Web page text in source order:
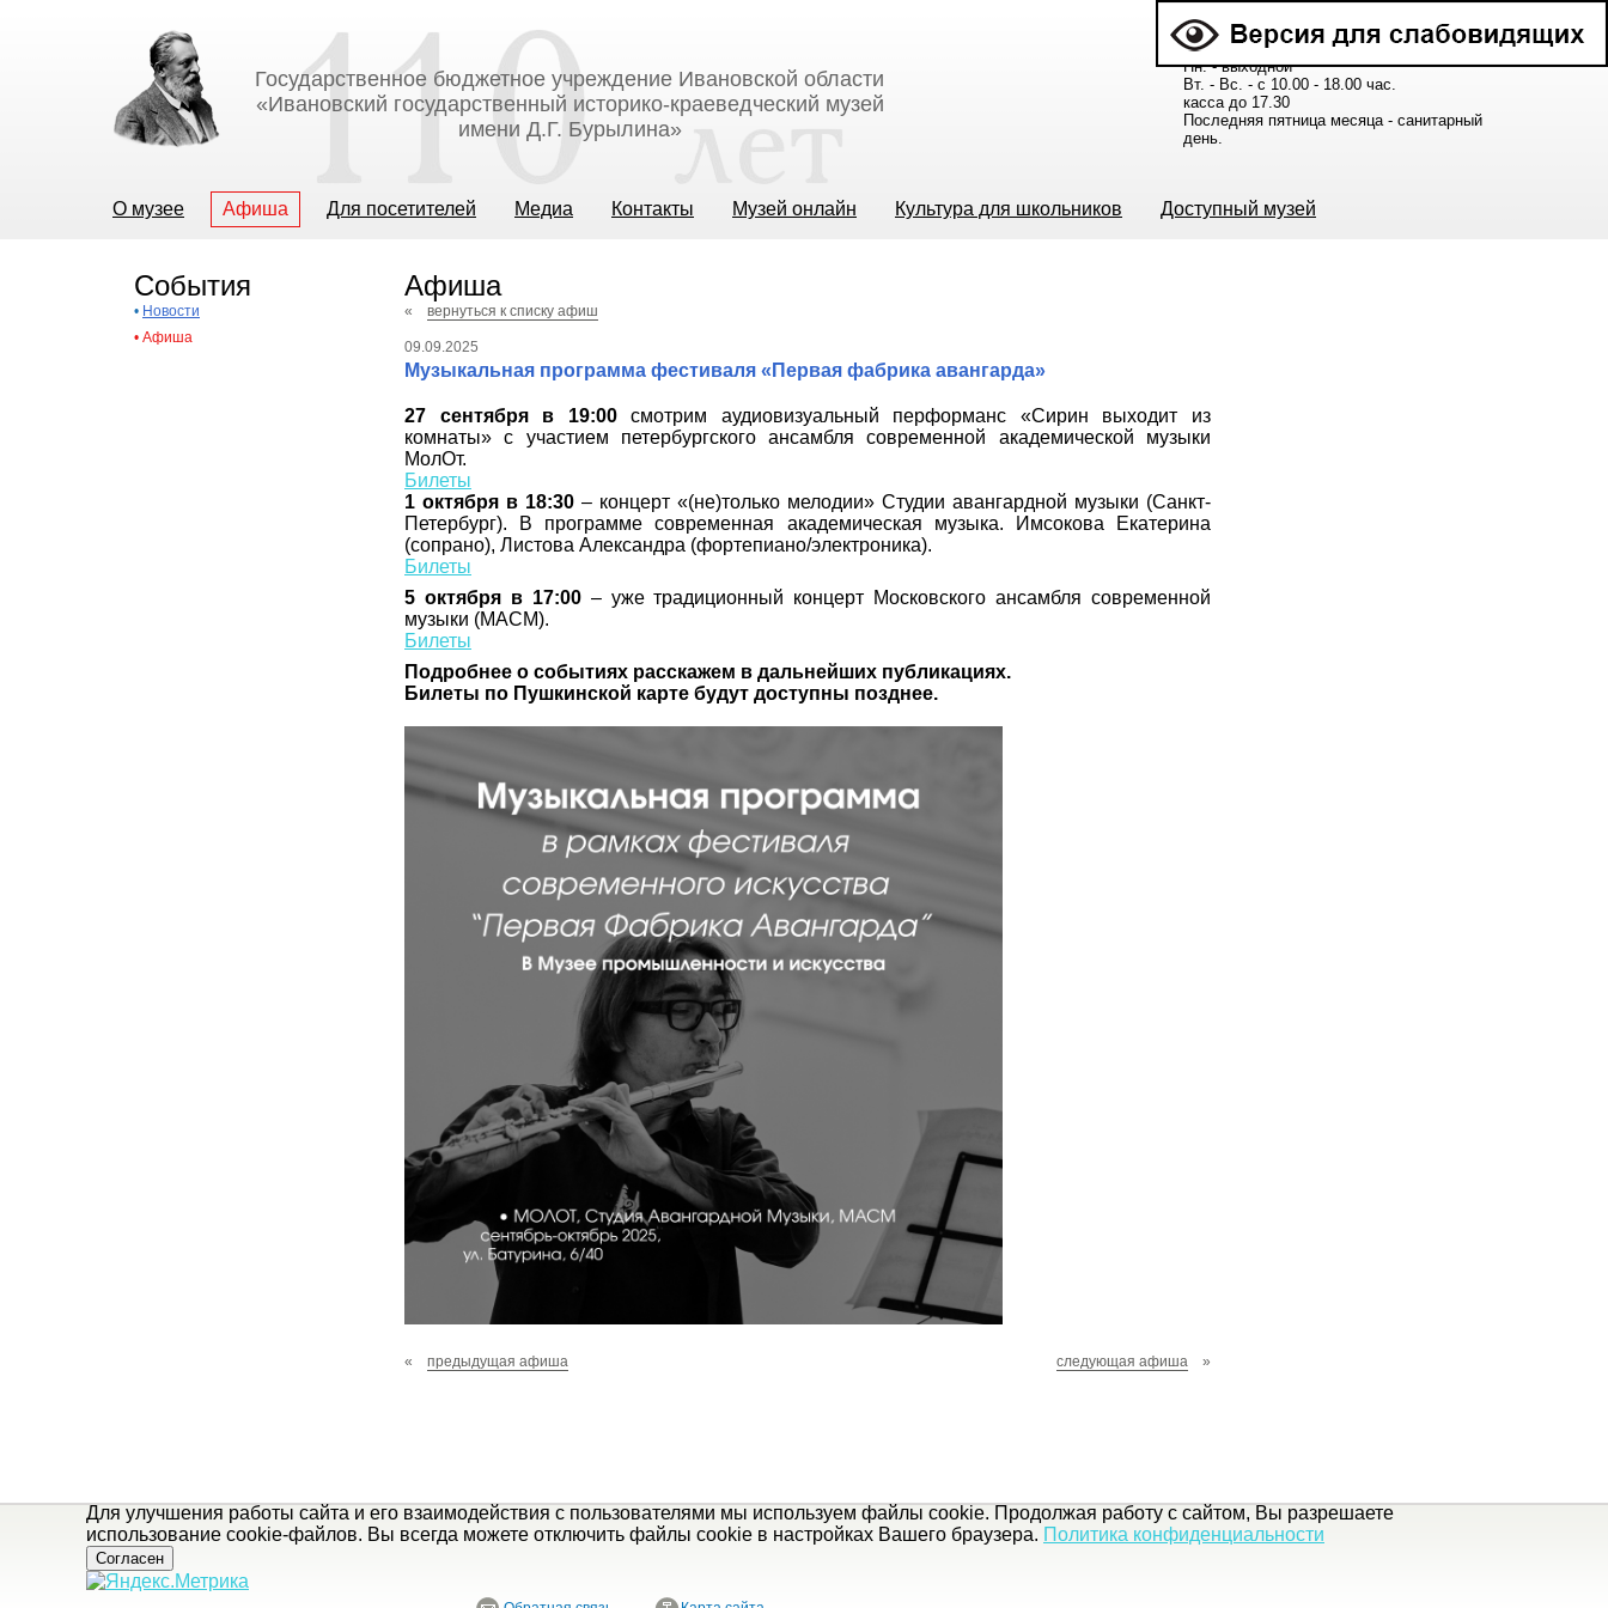
Государственное бюджетное учреждение Ивановской области
«Ивановский государственный историко-краеведческий музей
имени Д.Г. Бурылина»
Расписание работы музея:
Пн. - выходной
Вт. - Вс. - с 10.00 - 18.00 час.
касса до 17.30
Последняя пятница месяца - санитарный
день.
О музее Афиша Для посетителей Медиа Контакты Музей онлайн Культура для школьников Доступный музей
События
• Новости
• Афиша
Афиша
« вернуться к списку афиш
09.09.2025
Музыкальная программа фестиваля «Первая фабрика авангарда»
27 сентября в 19:00смотрим аудиовизуальный перформанс «Сирин выходит из
комнаты» с участием петербургского ансамбля современной академической музыки
МолОт.
Билеты
1 октября в 18:30 – концерт «(не)только мелодии» Студии авангардной музыки (Санкт-
Петербург). В программе современная академическая музыка. Имсокова Екатерина
(сопрано), Листова Александра (фортепиано/электроника).
Билеты
5 октября в 17:00 – уже традиционный концерт Московского ансамбля современной
музыки (МАСМ).
Билеты
Подробнее о событиях расскажем в дальнейших публикациях.
Билеты по Пушкинской карте будут доступны позднее.
« предыдущая афиша следующая афиша »
Для улучшения работы сайта и его взаимодействия с пользователями мы используем файлы cookie. Продолжая работу с сайтом, Вы разрешаете
использование cookie-файлов. Вы всегда можете отключить файлы cookie в настройках Вашего браузера. Политика конфиденциальности
Согласен